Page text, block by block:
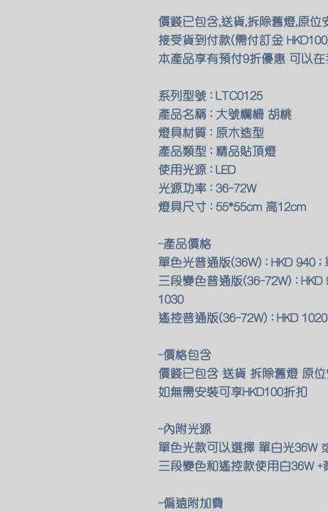
價錢已包含,送貨,拆除舊燈,原
接受貨到付款(需付訂金
本產品享有預付9折優惠 可以
系列型號 : LTC0125
產品名稱 : 大號欄柵 胡桃
燈具材質 : 原木造型
產品類型 : 精品貼頂燈
使用光源 : LED
光源功率 : 36-72W
燈具尺寸 : 55*55cm 高12cm
-產品價格
單色光普通版(36W) : HKD 940
三段變色普通版(36-72W) :
1030
遙控普通版(36-72W) : HKD
-價格包含
價錢已包含 送貨 拆除舊燈 原
如無需安裝可享HKD100折扣
-內附光源
單色光款可以選擇 單白光36W
三段變色和遙控款使用白36W
-偏遠附加費